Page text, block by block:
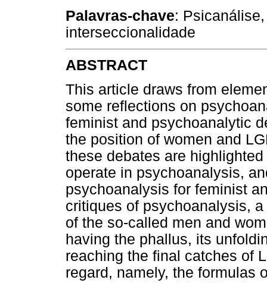
Palavras-chave:
interseccionalidade
ABSTRACT
This article draws from
some reflections on
feminist and psychoanalytic
the position of women and
these debates are
operate in psychoanalysis,
psychoanalysis for feminist
critiques of psychoanalysis,
of the so-called men and
having the phallus, its
reaching the final catches of
regard, namely, the formulas